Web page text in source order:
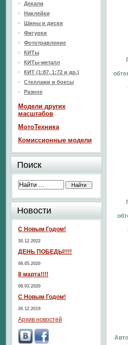
Декали
Наклейки
Шины и диски
Фигурки
Фототравление
КИТы
КИТы-металл
КИТ (1:87, 1:72 и др.)
Стеллажи и боксы
Разное
Модели других
масштабов
МотоТехника
Комиссионные модели
Поиск
Новости
С Новым Годом!
30.12.2022
ДЕНЬ ПОБЕДЫ!!!!
08.05.2020
8 марта!!!!
08.03.2020
С Новым Годом!
30.12.2019
Архив новостей